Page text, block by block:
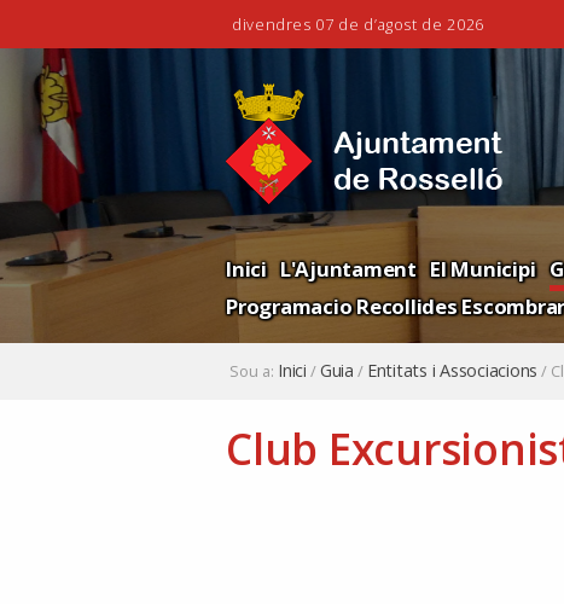
divendres 07 de d’agost de 2026
al
contingut.
Salta
a
la
navegació
personals
Inici L'Ajuntament El Municipi
Programacio Recollides
Sou a: Inici /Guia / Entitats i Associacions /
Club